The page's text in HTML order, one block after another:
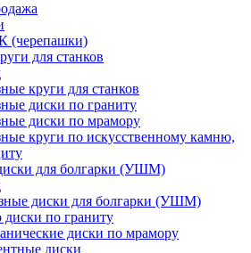
(черепашки)
для станков
круги для станков
диски по граниту
диски по мрамору
круги по искусственному камню,
для болгарки (УШМ)
диски для болгарки (УШМ)
диски по граниту
диски по мрамору
диски